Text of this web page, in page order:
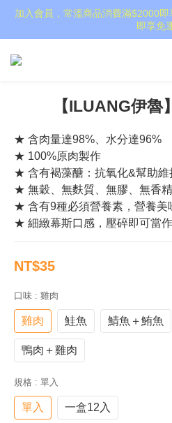
加入會員，常溫商品消費滿$2000
即享免
【ILUANG伊魯
★ 含肉量達98%、水分達96%
★ 100%原肉製作
★ 含有褐藻醣：抗氧化&幫助維
★ 無穀、無麩質、無膠、無香
★ 含有9種必須營養素，營養美
★ 細緻幕斯口感，壓碎即可當
NT$35
口味 : 雞肉
雞肉 鮭魚 鯖魚＋鮪魚
鴨肉＋雞肉
規格 : 單入
單入 一盒12入